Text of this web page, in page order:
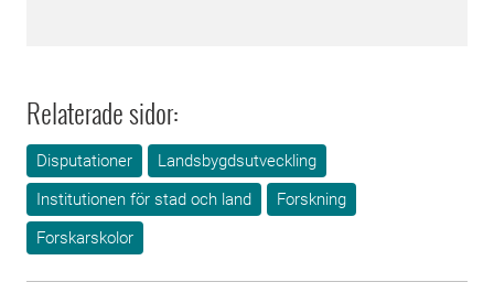
Relaterade sidor:
Disputationer
Landsbygdsutveckling
Institutionen för stad och land
Forskning
Forskarskolor